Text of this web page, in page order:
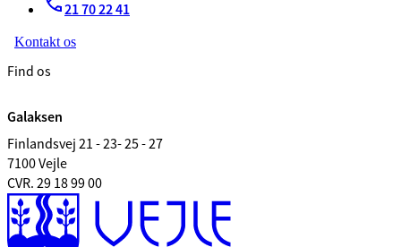
21 70 22 41
Kontakt os
Find os
Galaksen
Finlandsvej 21 - 23- 25 - 27
7100 Vejle
CVR. 29 18 99 00